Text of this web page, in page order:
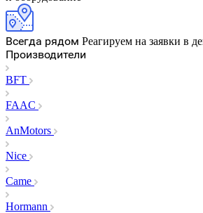
Всегда рядом Реагируем на заявки в
Производители
BFT
FAAC
AnMotors
Nice
Came
Hormann